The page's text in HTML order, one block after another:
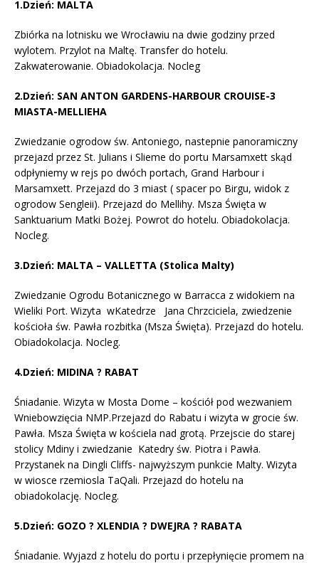
1.Dzień: MALTA
Zbiórka na lotnisku we Wrocławiu na dwie godziny przed
wylotem. Przylot na Maltę. Transfer do hotelu.
Zakwaterowanie. Obiadokolacja. Nocleg
2.Dzień: SAN ANTON GARDENS-HARBOUR CROUISE-3
MIASTA-MELLIEHA
Zwiedzanie ogrodow św. Antoniego, nastepnie panoramiczny
przejazd przez St. Julians i Slieme do portu Marsamxett skąd
odpłyniemy w rejs po dwóch portach, Grand Harbour i
Marsamxett. Przejazd do 3 miast ( spacer po Birgu, widok z
ogrodow Sengleii). Przejazd do Mellihy. Msza Święta w
Sanktuarium Matki Bożej. Powrot do hotelu. Obiadokolacja.
Nocleg.
3.Dzień: MALTA – VALLETTA (Stolica Malty)
Zwiedzanie Ogrodu Botanicznego w Barracca z widokiem na
Wieliki Port. Wizyta wKatedrze Jana Chrzciciela, zwiedzenie
kościoła św. Pawła rozbitka (Msza Święta). Przejazd do hotelu.
Obiadokolacja. Nocleg.
4.Dzień: MIDINA ? RABAT
Śniadanie. Wizyta w Mosta Dome – kościół pod wezwaniem
Wniebowzięcia NMP.Przejazd do Rabatu i wizyta w grocie św.
Pawła. Msza Święta w kościela nad grotą. Przejscie do starej
stolicy Mdiny i zwiedzanie Katedry św. Piotra i Pawła.
Przystanek na Dingli Cliffs- najwyższym punkcie Malty. Wizyta
w wiosce rzemiosla TaQali. Przejazd do hotelu na
obiadokolację. Nocleg.
5.Dzień: GOZO ? XLENDIA ? DWEJRA ? RABATA
Śniadanie. Wyjazd z hotelu do portu i przepłynięcie promem na